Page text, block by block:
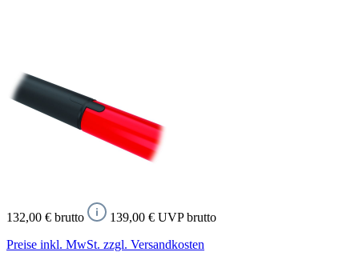
132,00 € brutto
139,00 € UVP brutto
Preise inkl. MwSt. zzgl. Versandkosten